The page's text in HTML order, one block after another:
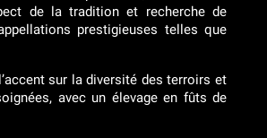
de la tradition et recherche de
prestigieuses telles que
sur la diversité des terroirs et
avec un élevage en fûts de